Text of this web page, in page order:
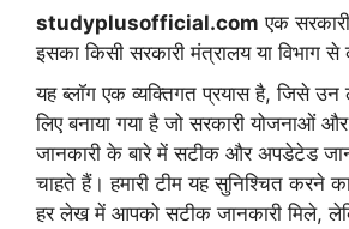
studyplusofficial.com एक
इसका किसी सरकारी मंत्रालय या विभाग
यह ब्लॉग एक व्यक्तिगत प्रयास है, जिसे उन
लिए बनाया गया है जो सरकारी योजनाओं
जानकारी के बारे में सटीक और अपडेटेड
चाहते हैं। हमारी टीम यह सुनिश्चित करने
हर लेख में आपको सटीक जानकारी मिले,